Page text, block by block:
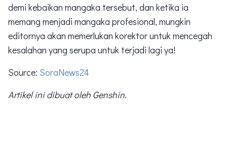
demi kebaikan mangaka tersebut, dan ketika ia
memang menjadi mangaka profesional, mungkin
editornya akan memerlukan korektor untuk mencegah
kesalahan yang serupa untuk terjadi lagi ya!
Source: SoraNews24
Artikel ini dibuat oleh Genshin.